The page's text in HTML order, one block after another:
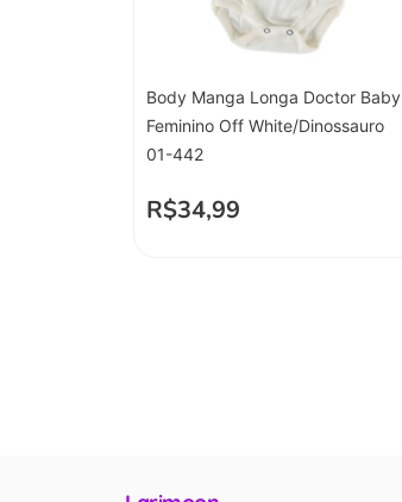
Body Manga Longa Doctor Baby
Feminino Off White/Dinossauro
01-442
R$34,99